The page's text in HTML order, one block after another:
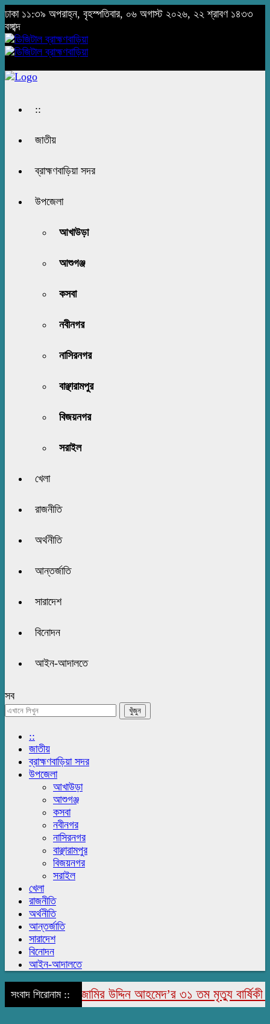
ঢাকা ১১:৩৯ অপরাহ্ন, বৃহস্পতিবার, ০৬ অগাস্ট ২০২৬, ২২ শ্রাবণ ১৪৩৩
বঙ্গাব্দ
::
জাতীয়
ব্রাহ্মণবাড়িয়া সদর
উপজেলা
আখাউড়া
আশুগঞ্জ
কসবা
নবীনগর
নাসিরনগর
বাঞ্ছারামপুর
বিজয়নগর
সরাইল
খেলা
রাজনীতি
অর্থনীতি
আন্তর্জাতি
সারাদেশ
বিনোদন
আইন-আদালতে
সব
::
জাতীয়
ব্রাহ্মণবাড়িয়া সদর
উপজেলা
আখাউড়া
আশুগঞ্জ
কসবা
নবীনগর
নাসিরনগর
বাঞ্ছারামপুর
বিজয়নগর
সরাইল
খেলা
রাজনীতি
অর্থনীতি
আন্তর্জাতি
সারাদেশ
বিনোদন
আইন-আদালতে
সংবাদ শিরোনাম ::মরহুম জামির উদ্দিন আহমেদ’র ৩১ তম মৃত্যু বার্ষিকী